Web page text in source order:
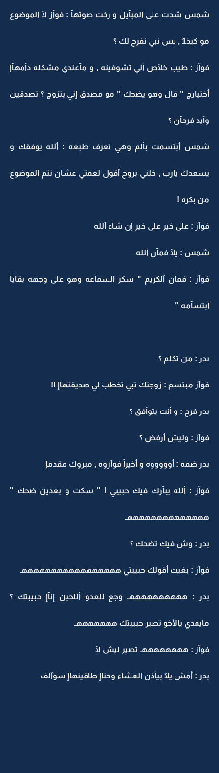
شمس شدت على المبآيل و رخت صوتهآ : فوآز لآ الموضوع
مو كيذ1 , بس نبي نفرح لك ؟
فوآز : طيب خلآص ألي تشوفينه , و مآعندي مشكله دآمهآإ
أختيآرج " قآل وهو يضحك " مو مصدق إني بتزوج ؟ تصدقين
وآيد فرحآن ؟
شمس أبتسمت بألم وهي تعرف طبعه : ألله يوفقك و
يسعدك يآرب , خلني بروح أقول لعمتي عشآن نتم الموضوع
من بكره !
فوآز : على خير على خير إن شآء آلله
شمس : يلآ فمآن ألله
فوآز : فمآن آلكريم " سكر السمآعه وهو على وجهه بقآيآ
أبتسآمه "
بدر : من تكلم ؟
فوآز مبتسم : زوجتك تبي تخطب لي صديقتهآإ !!
بدر فرح : و أنت بتوآفق ؟
فوآز : وليش أرفض ؟
بدر ضمه : أوووووه و أخيراً فوآزوه , مبروك مقدمإ
فوآز : ألله يبآرك فيك حبيبي ! " سكت و بعدين ضحك "
ههههههههههههههـ
بدر : وش فيك تضحك ؟
فوآز : بغيت أقولك حبيبتي هههههههههههههههههـ
بدر : ههههههههههـ وجع للعدو أللحين إنآإ حبيبتك ؟
مآيمدي يالأخو تصير حبيبتك هههههههـ
فوآز : ههههههههـ تصير ليش لآ
بدر : أمش يلآ بيأذن العشآء وحنآإ طآقينهآإ سوآلف